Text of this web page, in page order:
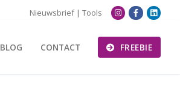
Nieuwsbrief| Tools
BLOG CONTACT FREEBIE